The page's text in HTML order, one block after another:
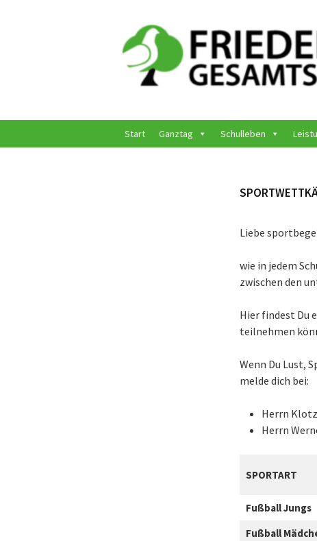
Start Ganztag Schulleben
Liebe
wie in jedem
zwischen den
Hier findest Du
teilnehmen
Wenn Du Lust,
melde dich bei:
Herrn
Herrn
SPORTART
Fußball Jungs
Fußball